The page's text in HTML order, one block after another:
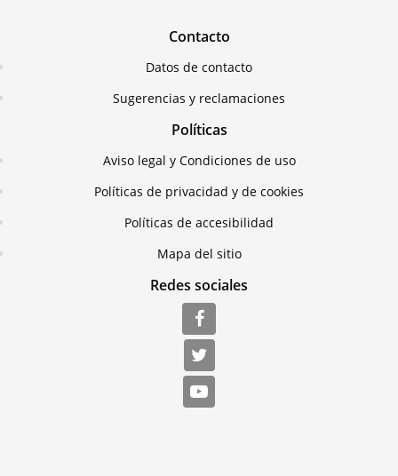
Contacto
Datos de contacto
Sugerencias y reclamaciones
Políticas
Aviso legal y Condiciones de uso
Políticas de privacidad y de cookies
Políticas de accesibilidad
Mapa del sitio
Redes sociales